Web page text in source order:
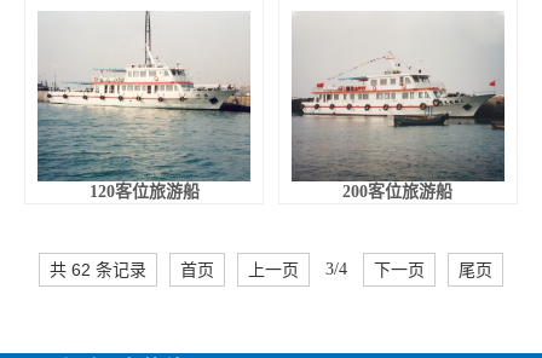
120客位旅游船 200客位旅游船
共 62 条记录 首页 上一页 3/4 下一页 尾页